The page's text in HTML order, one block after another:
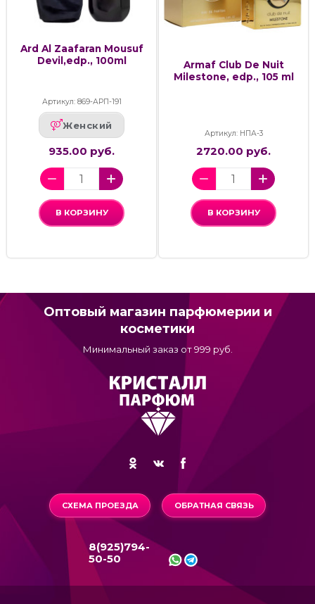
Ard Al Zaafaran Mousuf
Devil,edp., 100ml
Артикул: 869-АРП-191
Женский
935.00 руб.
В КОРЗИНУ
Armaf Club De Nuit
Milestone, edp., 105 ml
Артикул: НПА-3
2720.00 руб.
В КОРЗИНУ
Оптовый магазин парфюмерии и
косметики
Минимальный заказ от 999 руб.
СХЕМА ПРОЕЗДА ОБРАТНАЯ СВЯЗЬ
8(925)794-
50-50